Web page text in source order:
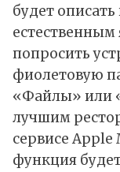
будет
попросить
фиолетовую
«Файлы» или
лучшим
сервисе Apple
функция